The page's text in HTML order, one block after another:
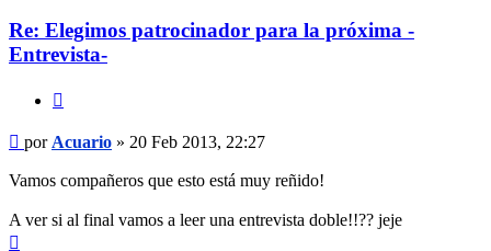
Re: Elegimos patrocinador para la próxima -
Entrevista-
Mensaje
por Acuario » 20 Feb 2013, 22:27
Vamos compañeros que esto está muy reñido!
A ver si al final vamos a leer una entrevista doble!!?? jeje